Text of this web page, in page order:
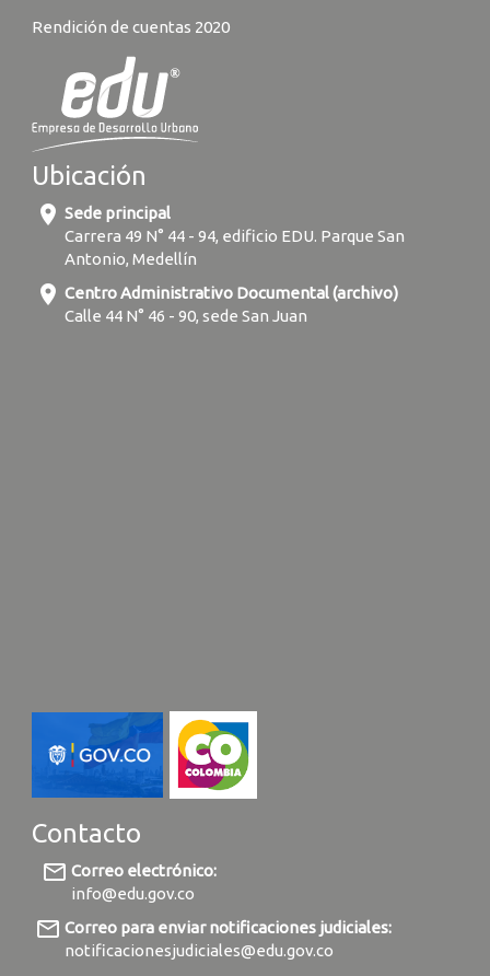
Rendición de cuentas 2020
Ubicación
location_on Sede principal
Carrera 49 N° 44 - 94, edificio EDU. Parque San
Antonio, Medellín
location_on Centro Administrativo Documental (archivo)
Calle 44 N° 46 - 90, sede San Juan
Contacto
mail_outline Correo electrónico:
info@edu.gov.co
mail_outline Correo para enviar notificaciones judiciales:
notificacionesjudiciales@edu.gov.co